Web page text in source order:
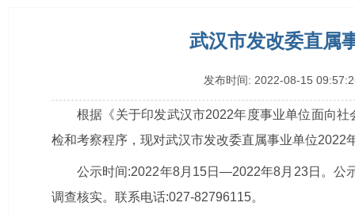
武汉市发改委直属
发布时间: 2022-08-15
根据《关于印发武汉市2022年度事业单位面向
检和考察程序，现对武汉市发改委直属事业单位2022
公示时间:2022年8月 15日—2022年8月 23日。 公
调查核实。 联系电话:027-82796115。